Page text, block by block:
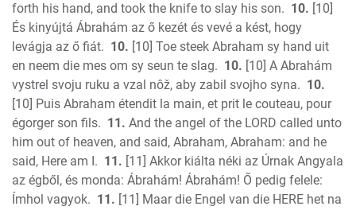
forth his hand, and took the knife to slay his son. 10. [10]
És kinyújtá Ábrahám az ő kezét és vevé a kést, hogy
levágja az ő fiát. 10. [10] Toe steek Abraham sy hand uit
en neem die mes om sy seun te slag. 10. [10] A Abrahám
vystrel svoju ruku a vzal nôž, aby zabil svojho syna. 10.
[10] Puis Abraham étendit la main, et prit le couteau, pour
égorger son fils. 11. And the angel of the LORD called unto
him out of heaven, and said, Abraham, Abraham: and he
said, Here am I. 11. [11] Akkor kiálta néki az Úrnak Angyala
az égből, és monda: Ábrahám! Ábrahám! Ő pedig felele:
Ímhol vagyok. 11. [11] Maar die Engel van die HERE het na